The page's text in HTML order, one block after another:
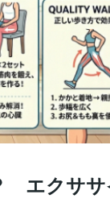
エクササ